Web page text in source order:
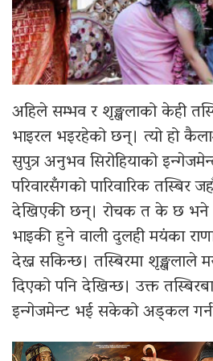
अहिले सम्भव र शृङ्खलाको केही
भाइरल भइरहेको छन्। त्यो हो
सुपुत्र अनुभव सिरोहियाको
परिवारसँगको पारिवारिक तस्बिर
देखिएकी छन्। रोचक त के छ भने
भाइकी हुने वाली दुलही मयंका
देख्न सकिन्छ। तस्बिरमा शृङ्खलाले
दिएको पनि देखिन्छ। उक्त
इन्गेजमेन्ट भई सकेको अड्कल